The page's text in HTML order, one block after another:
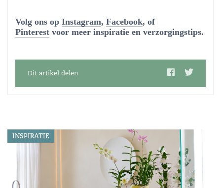
Volg ons op Instagram, Facebook, of
Pinterest voor meer inspiratie en verzorgingstips.
Dit artikel delen
INSPIRATIE